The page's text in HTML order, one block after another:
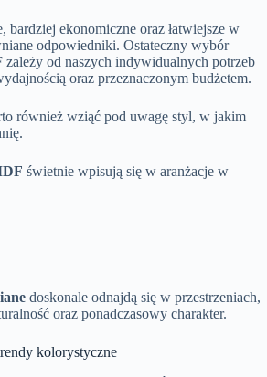
bardziej ekonomiczne oraz łatwiejsze w
odpowiedniki. Ostateczny wybór
od naszych indywidualnych potrzeb
oraz przeznaczonym budżetem.
również wziąć pod uwagę styl, w jakim
świetnie wpisują się w aranżacje w
doskonale odnajdą się w przestrzeniach,
oraz ponadczasowy charakter.
kolorystyczne